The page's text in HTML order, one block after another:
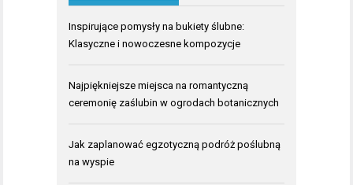
Inspirujące pomysły na bukiety ślubne:
Klasyczne i nowoczesne kompozycje
Najpiękniejsze miejsca na romantyczną
ceremonię zaślubin w ogrodach botanicznych
Jak zaplanować egzotyczną podróż poślubną
na wyspie